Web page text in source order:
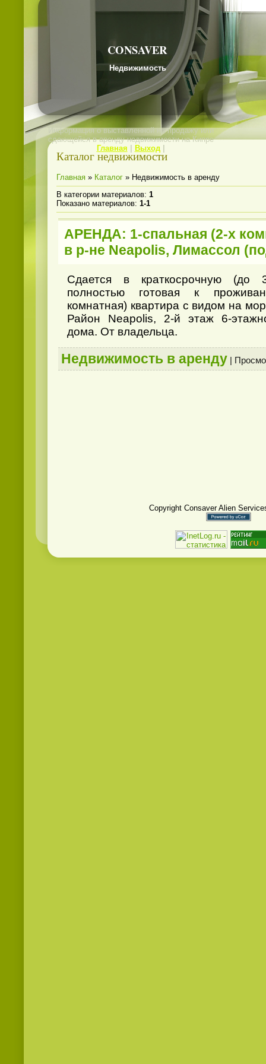
CONSAVER
Недвижимость
Информация о выставленной на продажу или
сдающейся в аренду недвижимости на Кипре
Главная
Выход|
Каталог недвижимости
Главная » Каталог » Недвижимость в аренду
В категории материалов: 1
Показано материалов: 1-1
АРЕНДА: 1-спальная (2-х
в р-не Neapolis, Лимассол
Cдается в краткосрочную (до
полностью готовая к
комнатная) квартира с видом на
Район Neapolis, 2-й этаж 6-
дома. От владельца.
Недвижимость в аренду |
Copyright Consaver Alien